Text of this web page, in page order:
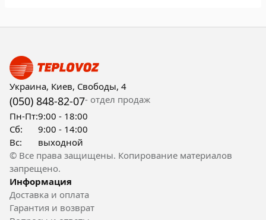
Украина, Киев, Свободы, 4
(050) 848-82-07- отдел продаж
Пн-Пт:9:00 - 18:00
Сб:
9:00 - 14:00
Вс:
выходной
© Все права защищены. Копирование материалов
запрещено.
Информация
Доставка и оплата
Гарантия и возврат